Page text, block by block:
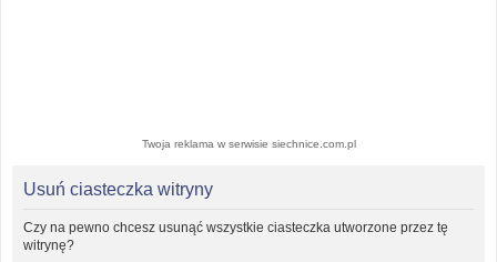
Twoja reklama w serwisie siechnice.com.pl
Usuń ciasteczka witryny
Czy na pewno chcesz usunąć wszystkie ciasteczka utworzone przez tę
witrynę?